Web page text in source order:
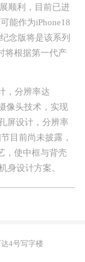
顺利，目前已进
能作为iPhone18
念版将是该系列
将根据第一代产
，分辨率达
像头技术，实现
屏设计，分辨率
目前尚未披露，
，使中框与背壳
身设计方案。
4号写字楼